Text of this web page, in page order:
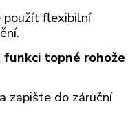
použít flexibilní
topné rohože
zapište do záruční